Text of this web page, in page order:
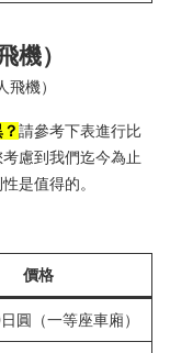
機）
請參考下表進行比
慮到我們迄今為止
是值得的。
價格
圓（一等座車廂）